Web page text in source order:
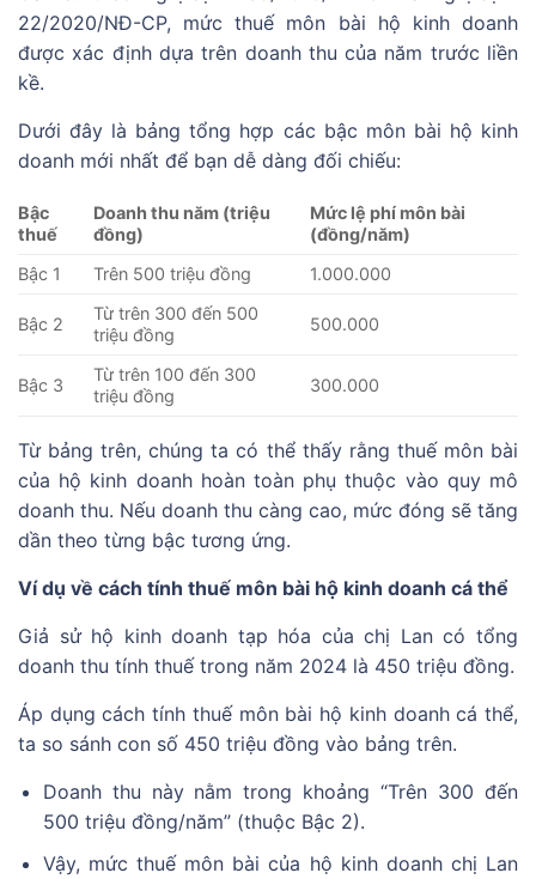
22/2020/NĐ-CP, mức thuế môn bài hộ kinh doanh
được xác định dựa trên doanh thu của năm trước liền
kề.
Dưới đây là bảng tổng hợp các bậc môn bài hộ kinh
doanh mới nhất để bạn dễ dàng đối chiếu:
Bậc
thuế
Doanh thu năm (triệu
đồng)
Mức lệ phí môn bài
(đồng/năm)
Bậc 1
Trên 500 triệu đồng 1.000.000
Bậc 2
Từ trên 300 đến 500
triệu đồng
500.000
Bậc 3
Từ trên 100 đến 300
triệu đồng
300.000
Từ bảng trên, chúng ta có thể thấy rằng thuế môn bài
của hộ kinh doanh hoàn toàn phụ thuộc vào quy mô
doanh thu. Nếu doanh thu càng cao, mức đóng sẽ tăng
dần theo từng bậc tương ứng.
Ví dụ về cách tính thuế môn bài hộ kinh doanh cá thể
Giả sử hộ kinh doanh tạp hóa của chị Lan có tổng
doanh thu tính thuế trong năm 2024 là 450 triệu đồng.
Áp dụng cách tính thuế môn bài hộ kinh doanh cá thể,
ta so sánh con số 450 triệu đồng vào bảng trên.
Doanh thu này nằm trong khoảng “Trên 300 đến
500 triệu đồng/năm” (thuộc Bậc 2).
Vậy, mức thuế môn bài của hộ kinh doanh chị Lan